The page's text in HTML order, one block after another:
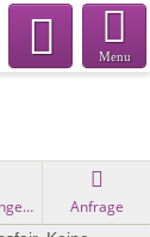
Menu
Bewertungen Anfrage